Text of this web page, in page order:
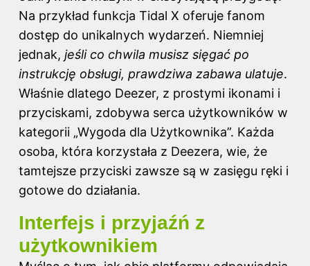
Na przykład funkcja Tidal X oferuje fanom
dostęp do unikalnych wydarzeń. Niemniej
jednak, jeśli co chwila musisz sięgać po
instrukcję obsługi, prawdziwa zabawa ulatuje.
Właśnie dlatego Deezer, z prostymi ikonami i
przyciskami, zdobywa serca użytkowników w
kategorii „Wygoda dla Użytkownika”. Każda
osoba, która korzystała z Deezera, wie, że
tamtejsze przyciski zawsze są w zasięgu ręki i
gotowe do działania.
Interfejs i przyjaźń z
użytkownikiem